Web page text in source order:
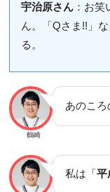
宇治原さん：お笑
ん。「Qさま!!」
る。
鶴崎
あのこ
私は「平